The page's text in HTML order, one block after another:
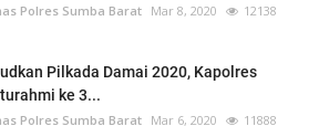
Polres Sumba Barat Mar 8, 2020 12138
Pilkada Damai 2020, Kapolres
ke 3...
Polres Sumba Barat Mar 6, 2020 11888